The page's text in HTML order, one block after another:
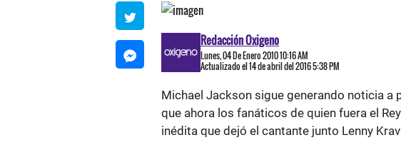
Redacción Oxigeno
Lunes, 04 De Enero 2010 10:16 AM
Actualizado el 14 de abril del 2016 5:38 PM
Michael Jackson sigue generando noticia a
que ahora los fanáticos de quien fuera el
inédita que dejó el cantante junto Lenny